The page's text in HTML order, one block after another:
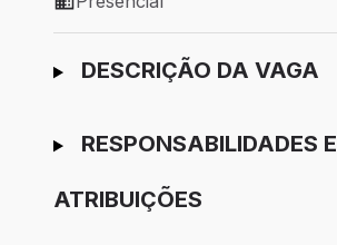
Modelo de trabalho: Presencial
Ir para candidatura
DESCRIÇÃO DA VAGA
RESPONSABILIDADES E
ATRIBUIÇÕES